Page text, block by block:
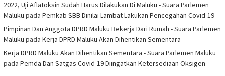
2022, Uji Aflatoksin Sudah Harus Dilakukan Di Maluku - Suara Parlemen
Maluku pada Pemkab SBB Dinilai Lambat Lakukan Pencegahan Covid-19
Pimpinan Dan Anggota DPRD Maluku Bekerja Dari Rumah - Suara Parlemen
Maluku pada Kerja DPRD Maluku Akan Dihentikan Sementara
Kerja DPRD Maluku Akan Dihentikan Sementara - Suara Parlemen Maluku
pada Pemda Dan Satgas Covid-19 Diingatkan Ketersediaan Oksigen